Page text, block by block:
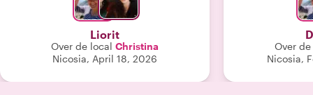
Liorit
Over de local Christina
Nicosia, April 18, 2026
Over
Nicosia,